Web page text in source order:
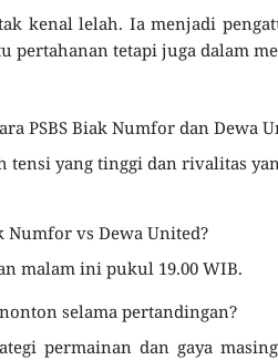
kenal lelah. Ia menjadi
pertahanan tetapi juga dalam
PSBS Biak Numfor dan Dewa
yang tinggi dan rivalitas
Numfor vs Dewa United?
malam ini pukul 19.00 WIB.
selama pertandingan?
permainan dan gaya